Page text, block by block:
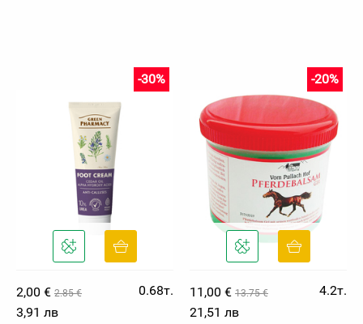
2,00 € 2.85 €
-30%
0.68т.
3,91 лв
11,00 € 13.75 €
-20%
4.2т.
21,51 лв